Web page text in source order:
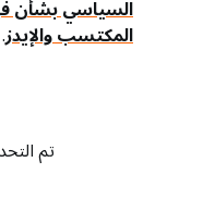
السياسي بشأن
المكتسب والإيدز.
تم التحديث في